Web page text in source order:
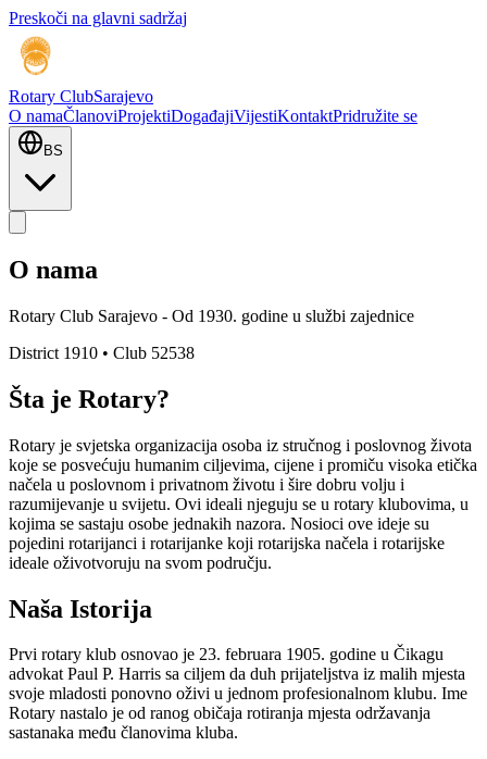
Preskoči na glavni sadržaj
Rotary ClubSarajevo
O namaČlanoviProjektiDogađajiVijestiKontaktPridružite se
BS
O nama
Rotary Club Sarajevo - Od 1930. godine u službi zajednice
District 1910 • Club 52538
Šta je Rotary?
Rotary je svjetska organizacija osoba iz stručnog i poslovnog života
koje se posvećuju humanim ciljevima, cijene i promiču visoka etička
načela u poslovnom i privatnom životu i šire dobru volju i
razumijevanje u svijetu. Ovi ideali njeguju se u rotary klubovima, u
kojima se sastaju osobe jednakih nazora. Nosioci ove ideje su
pojedini rotarijanci i rotarijanke koji rotarijska načela i rotarijske
ideale oživotvoruju na svom području.
Naša Istorija
Prvi rotary klub osnovao je 23. februara 1905. godine u Čikagu
advokat Paul P. Harris sa ciljem da duh prijateljstva iz malih mjesta
svoje mladosti ponovno oživi u jednom profesionalnom klubu. Ime
Rotary nastalo je od ranog običaja rotiranja mjesta održavanja
sastanaka među članovima kluba.